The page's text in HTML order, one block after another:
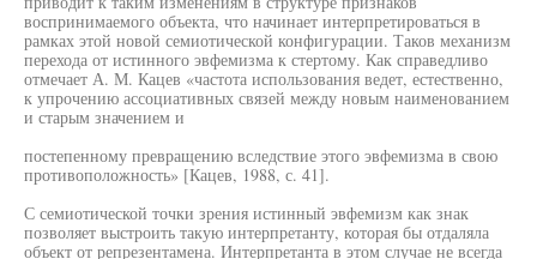
воспринимаемого объекта, что начинает интерпретироваться в
рамках этой новой семиотической конфигурации. Таков механизм
перехода от истинного эвфемизма к стертому. Как справедливо
отмечает А. М. Кацев «частота использования ведет, естественно,
к упрочению ассоциативных связей между новым наименованием
и старым значением и
постепенному превращению вследствие этого эвфемизма в свою
противоположность» [Кацев, 1988, с. 41].
С семиотической точки зрения истинный эвфемизм как знак
позволяет выстроить такую интерпретанту, которая бы отдаляла
объект от репрезентамена. Интерпретанта в этом случае не всегда